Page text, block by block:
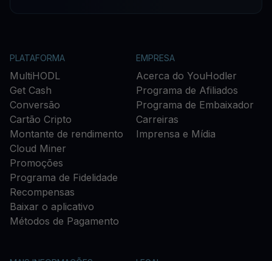
PLATAFORMA
MultiHODL
Get Cash
Conversão
Cartão Cripto
Montante de rendimento
Cloud Miner
Promoções
Programa de Fidelidade
Recompensas
Baixar o aplicativo
Métodos de Pagamento
EMPRESA
Acerca do YouHodler
Programa de Afiliados
Programa de Embaixador
Carreiras
Imprensa e Mídia